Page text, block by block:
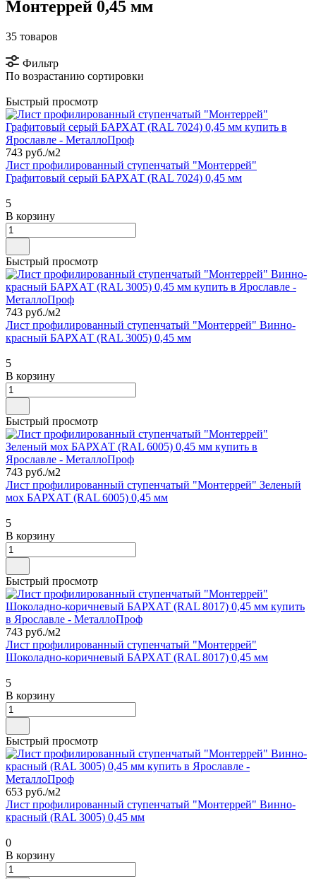
Монтеррей 0,45 мм
35 товаров
Фильтр
По возрастанию сортировки
Быстрый просмотр
743 руб./м2
Лист профилированный ступенчатый "Монтеррей"
Графитовый серый БАРХАТ (RAL 7024) 0,45 мм
5
В корзину
Быстрый просмотр
743 руб./м2
Лист профилированный ступенчатый "Монтеррей" Винно-
красный БАРХАТ (RAL 3005) 0,45 мм
5
В корзину
Быстрый просмотр
743 руб./м2
Лист профилированный ступенчатый "Монтеррей" Зеленый
мох БАРХАТ (RAL 6005) 0,45 мм
5
В корзину
Быстрый просмотр
743 руб./м2
Лист профилированный ступенчатый "Монтеррей"
Шоколадно-коричневый БАРХАТ (RAL 8017) 0,45 мм
5
В корзину
Быстрый просмотр
653 руб./м2
Лист профилированный ступенчатый "Монтеррей" Винно-
красный (RAL 3005) 0,45 мм
0
В корзину